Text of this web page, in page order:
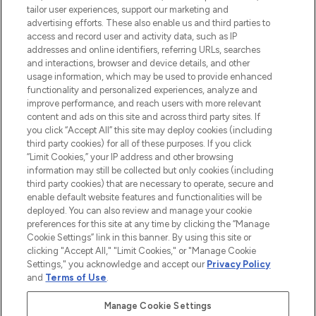
renommierten Marken. Shoppe online
oder über die App mit kostenloser
Lieferung ab einem Einkaufswert von 30€.
Cookie-Einwilligung
Do Not Sell or Share My Personal
Information
HILFE & INFORMATION
IMPRESSUM
ÜBER LOOKFANTASTIC
Pay Securely With
tailor user experiences, support our marketing and
advertising efforts. These also enable us and third parties to
access and record user and activity data, such as IP
addresses and online identifiers, referring URLs, searches
and interactions, browser and device details, and other
usage information, which may be used to provide enhanced
functionality and personalized experiences, analyze and
improve performance, and reach users with more relevant
content and ads on this site and across third party sites. If
you click “Accept All” this site may deploy cookies (including
third party cookies) for all of these purposes. If you click
“Limit Cookies,” your IP address and other browsing
information may still be collected but only cookies (including
third party cookies) that are necessary to operate, secure and
enable default website features and functionalities will be
deployed. You can also review and manage your cookie
preferences for this site at any time by clicking the “Manage
Cookie Settings” link in this banner. By using this site or
clicking "Accept All," "Limit Cookies," or "Manage Cookie
Settings," you acknowledge and accept our Privacy Policy
and Terms of Use.
Manage Cookie Settings